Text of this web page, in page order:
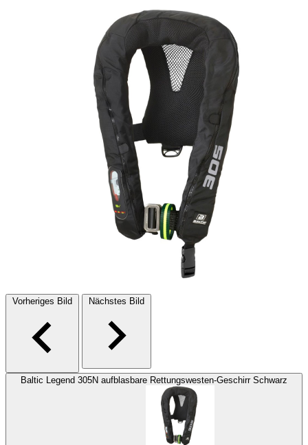
Vorheriges Bild Nächstes Bild
Baltic Legend 305N aufblasbare Rettungswesten-Geschirr Schwarz